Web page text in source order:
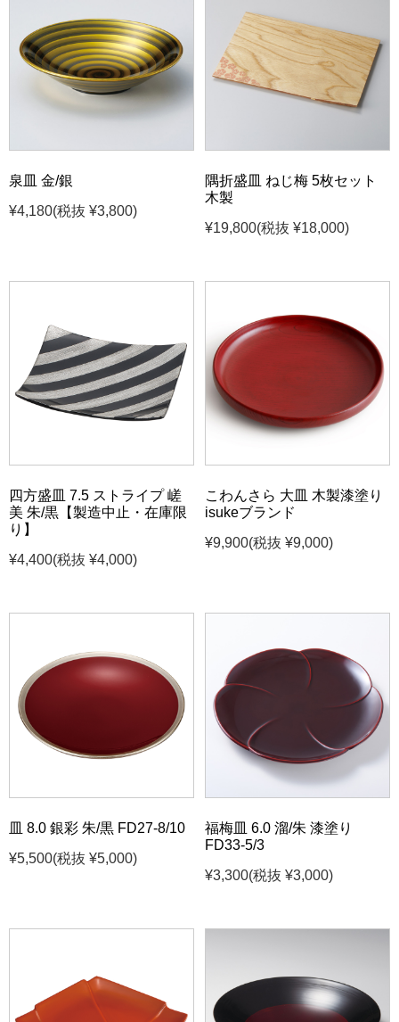
泉皿 金/銀
¥4,180(税抜 ¥3,800)
隅折盛皿 ねじ梅 5枚セット
木製
¥19,800(税抜 ¥18,000)
四方盛皿 7.5 ストライプ 嵯
美 朱/黒【製造中止・在庫限
り】
¥4,400(税抜 ¥4,000)
こわんさら 大皿 木製漆塗り
isukeブランド
¥9,900(税抜 ¥9,000)
皿 8.0 銀彩 朱/黒 FD27-8/10
¥5,500(税抜 ¥5,000)
福梅皿 6.0 溜/朱 漆塗り
FD33-5/3
¥3,300(税抜 ¥3,000)